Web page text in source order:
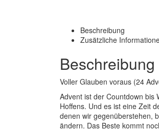
Beschreibung
Zusätzliche
Beschreibung
Voller Glauben voraus (24
Advent ist der Countdown bis
Hoffens. Und es ist eine Zeit
denen wir gegenüberstehen,
ändern. Das Beste kommt